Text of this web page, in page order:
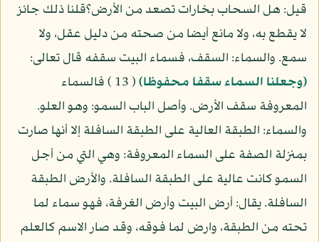
قيل: هل السحاب بخارات تصعد من الأرض؟قلنا ذلك جائز
لا يقطع به، ولا مانع أيضا من صحته من دليل عقل، ولا
سمع. والسماء: السقف، فسماء البيت سقفه قال تعالى:
(وجعلنا السماء سقفا محفوظا)
( 13 ) فالسماء
المعروفة سقف الأرض. وأصل الباب السمو: وهو العلو.
والسماء: الطبقة العالية على الطبقة السافلة إلا أنها صارت
بمنزلة الصفة على السماء المعروفة: وهي التي من أجل
السمو كانت عالية على الطبقة السافلة. والأرض الطبقة
السافلة. يقال: أرض البيت وأرض الغرفة، فهو سماء لما
تحته من الطبقة، وارض لما فوقه، وقد صار الاسم كالعلم